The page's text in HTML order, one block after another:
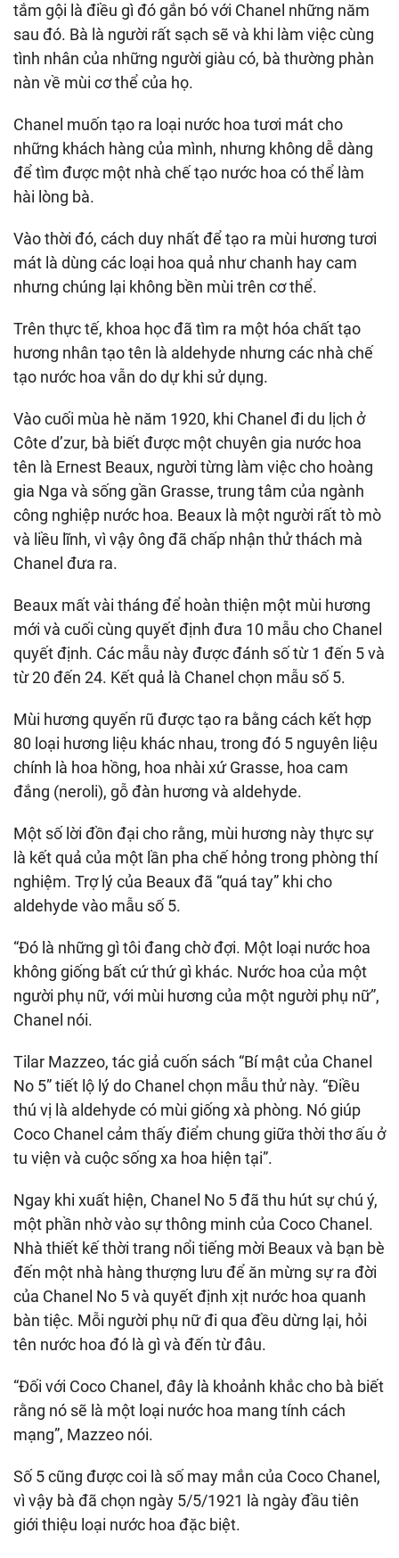
tắm gội là điều gì đó gắn bó với Chanel những năm
sau đó. Bà là người rất sạch sẽ và khi làm việc cùng
tình nhân của những người giàu có, bà thường phàn
nàn về mùi cơ thể của họ.
Chanel muốn tạo ra loại nước hoa tươi mát cho
những khách hàng của mình, nhưng không dễ dàng
để tìm được một nhà chế tạo nước hoa có thể làm
hài lòng bà.
Vào thời đó, cách duy nhất để tạo ra mùi hương tươi
mát là dùng các loại hoa quả như chanh hay cam
nhưng chúng lại không bền mùi trên cơ thể.
Trên thực tế, khoa học đã tìm ra một hóa chất tạo
hương nhân tạo tên là aldehyde nhưng các nhà chế
tạo nước hoa vẫn do dự khi sử dụng.
Vào cuối mùa hè năm 1920, khi Chanel đi du lịch ở
Côte d’zur, bà biết được một chuyên gia nước hoa
tên là Ernest Beaux, người từng làm việc cho hoàng
gia Nga và sống gần Grasse, trung tâm của ngành
công nghiệp nước hoa. Beaux là một người rất tò mò
và liều lĩnh, vì vậy ông đã chấp nhận thử thách mà
Chanel đưa ra.
Beaux mất vài tháng để hoàn thiện một mùi hương
mới và cuối cùng quyết định đưa 10 mẫu cho Chanel
quyết định. Các mẫu này được đánh số từ 1 đến 5 và
từ 20 đến 24. Kết quả là Chanel chọn mẫu số 5.
Mùi hương quyến rũ được tạo ra bằng cách kết hợp
80 loại hương liệu khác nhau, trong đó 5 nguyên liệu
chính là hoa hồng, hoa nhài xứ Grasse, hoa cam
đắng (neroli), gỗ đàn hương và aldehyde.
Một số lời đồn đại cho rằng, mùi hương này thực sự
là kết quả của một lần pha chế hỏng trong phòng thí
nghiệm. Trợ lý của Beaux đã “quá tay” khi cho
aldehyde vào mẫu số 5.
“Đó là những gì tôi đang chờ đợi. Một loại nước hoa
không giống bất cứ thứ gì khác. Nước hoa của một
người phụ nữ, với mùi hương của một người phụ nữ”,
Chanel nói.
Tilar Mazzeo, tác giả cuốn sách “Bí mật của Chanel
No 5” tiết lộ lý do Chanel chọn mẫu thử này. “Điều
thú vị là aldehyde có mùi giống xà phòng. Nó giúp
Coco Chanel cảm thấy điểm chung giữa thời thơ ấu ở
tu viện và cuộc sống xa hoa hiện tại”.
Ngay khi xuất hiện, Chanel No 5 đã thu hút sự chú ý,
một phần nhờ vào sự thông minh của Coco Chanel.
Nhà thiết kế thời trang nổi tiếng mời Beaux và bạn bè
đến một nhà hàng thượng lưu để ăn mừng sự ra đời
của Chanel No 5 và quyết định xịt nước hoa quanh
bàn tiệc. Mỗi người phụ nữ đi qua đều dừng lại, hỏi
tên nước hoa đó là gì và đến từ đâu.
“Đối với Coco Chanel, đây là khoảnh khắc cho bà biết
rằng nó sẽ là một loại nước hoa mang tính cách
mạng”, Mazzeo nói.
Số 5 cũng được coi là số may mắn của Coco Chanel,
vì vậy bà đã chọn ngày 5/5/1921 là ngày đầu tiên
giới thiệu loại nước hoa đặc biệt.